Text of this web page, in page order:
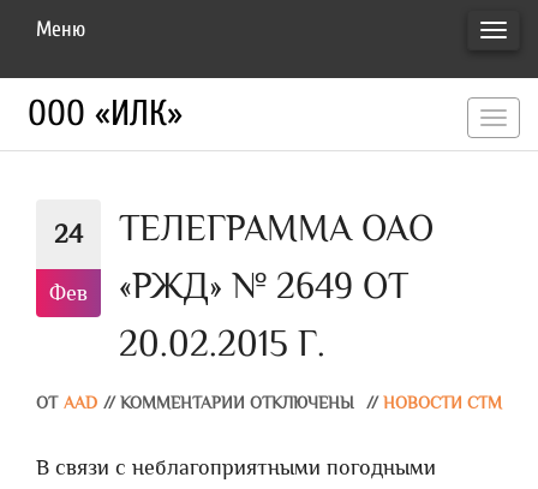
Меню
ООО «ИЛК»
24
Фев
ТЕЛЕГРАММА ОАО
«РЖД» № 2649 ОТ
20.02.2015 Г.
ОТ AAD // КОММЕНТАРИИ ОТКЛЮЧЕНЫ // НОВОСТИ СТМ
В связи с неблагоприятными погодными